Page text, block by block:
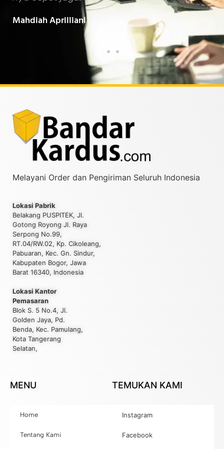
Baarokallahu Fiikum.."
Taufiqurrahman MZ
Melayani Order dan Pengiriman Seluruh Indonesia
Lokasi Pabrik
Belakang PUSPITEK, Jl.
Gotong Royong Jl. Raya
Serpong No.99,
RT.04/RW.02, Kp. Cikoleang,
Pabuaran, Kec. Gn. Sindur,
Kabupaten Bogor, Jawa
Barat 16340, Indonesia
Lokasi Kantor
Pemasaran
Blok S. 5 No.4, Jl.
Golden Jaya, Pd.
Benda, Kec. Pamulang,
Kota Tangerang
Selatan,
MENU
Home
Tentang Kami
TEMUKAN KAMI
Instagram
Facebook